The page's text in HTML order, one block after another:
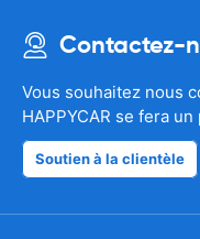
Contactez-
Vous souhaitez nous
HAPPYCAR se fera
Soutien à la clientèle